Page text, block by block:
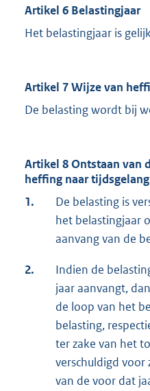
Artikel 6 Belastingjaar
Het belastingjaar is
Artikel 7 Wijze van
De belasting wordt bij
Artikel 8 Ontstaan van
heffing naar tijdsgelang
1.
De belasting is
het belastingjaar
aanvang van de
2.
Indien de
jaar aanvangt,
de loop van het
belasting,
ter zake van het
verschuldigd voor
van de voor dat